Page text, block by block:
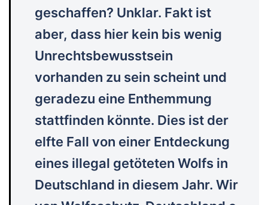
geschaffen? Unklar. Fakt ist
aber, dass hier kein bis wenig
Unrechtsbewusstsein
vorhanden zu sein scheint und
geradezu eine Enthemmung
stattfinden könnte. Dies ist der
elfte Fall von einer Entdeckung
eines illegal getöteten Wolfs in
Deutschland in diesem Jahr. Wir